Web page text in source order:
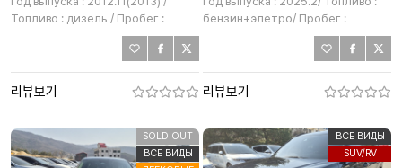
Топливо : дизель / Пробег :
리뷰보기
бензин+элетро/ Пробег :
리뷰보기
SOLD OUT
ВСЕ ВИДЫ
ВСЕ ВИДЫ
SUV/RV